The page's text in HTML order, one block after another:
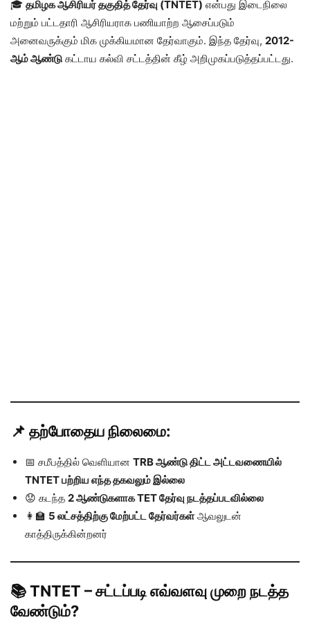
🎓 தமிழக ஆசிரியர் தகுதித் தேர்வு (TNTET) என்பது இடைநிலை
மற்றும் பட்டதாரி ஆசிரியராக பணியாற்ற ஆசைப்படும்
அனைவருக்கும் மிக முக்கியமான தேர்வாகும். இந்த தேர்வு, 2012-
ஆம் ஆண்டு கட்டாய கல்வி சட்டத்தின் கீழ் அறிமுகப்படுத்தப்பட்டது.
📌 தற்போதைய நிலைமை:
📅 சமீபத்தில் வெளியான TRB ஆண்டு திட்ட அட்டவணையில்
TNTET பற்றிய எந்த தகவலும் இல்லை
😟 கடந்த 2 ஆண்டுகளாக TET தேர்வு நடத்தப்படவில்லை
👩‍🏫 5 லட்சத்திற்கு மேற்பட்ட தேர்வர்கள்ஆவலுடன்
காத்திருக்கின்றனர்
📚 TNTET – சட்டப்படி எவ்வளவு முறை நடத்த
வேண்டும்?